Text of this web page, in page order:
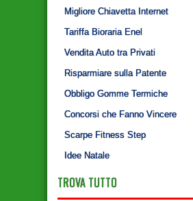
Migliore Chiavetta Internet
Tariffa Bioraria Enel
Vendita Auto tra Privati
Risparmiare sulla Patente
Obbligo Gomme Termiche
Concorsi che Fanno Vincere
Scarpe Fitness Step
Idee Natale
TROVA TUTTO